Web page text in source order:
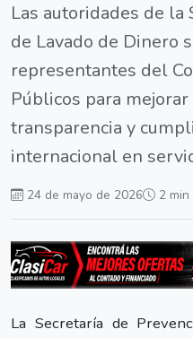
Las autoridades de la
de Lavado de Dinero
representantes del
Públicos para
transparencia y
internacional en
24 de mayo de 2026 2 min
La Secretaría de